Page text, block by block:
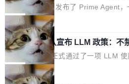
r Day）将在杭州启航。活动面向智能硬
链企业和开发者，邀请行业专家与资深
问，围绕开源鸿蒙技术能力、设备适配
配、功耗与稳定性调优、兼容性测评及
等内容展开系统讲解和实战交流，帮助
步了解开源鸿蒙在智能...
opilot coding agent 全部受影响。从检
恢复，大约 12 小时。 这是 2026 年 8
起事故，其中四起与 AI/Copilot 服务相
Hub 员工 kdaigle 在 HN 讨论中贴出了
据：2025 年全年 10 亿次 commit。现
2.75 亿次，全年预计 140 亿次。
进的编程 Agent，ARC-AGI 3 超越
专家基线
Prime Intellect 发布了 Prime Agent，
的编程 Agent Harness，核心设计围绕
象：Recursive Language Model（
ontinual Harness。在 ARC-AGI 3 基
上，Prime Agent + Opus 5 的组合达
5% RHAE Best@1，超过了 ARC 报告
家基线 95.4%。 不是又一个 coding
局
Rust 项目团队宣布 LLM 政策：不
止，但你要承认哪些代码不是你写
Rust 语言项目正式通过了一项 LLM 使
覆盖 rust-lang/rust 单一仓库的代码贡
是项目级别的官方立场，目前由五个团
局